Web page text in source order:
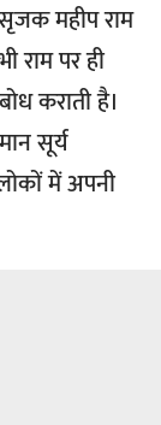
महीप राम
राम पर ही
कराती है।
सूर्य
में अपनी